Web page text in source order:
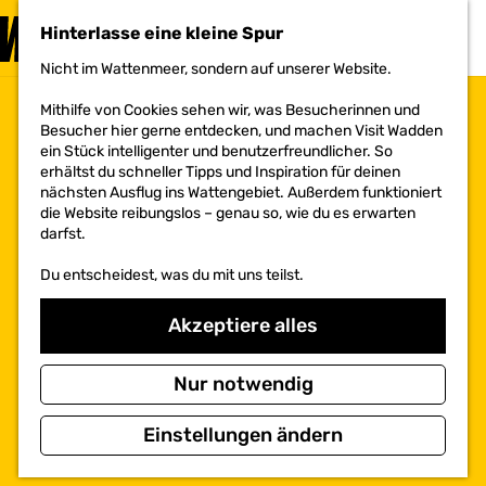
Hinterlasse eine kleine Spur
Nicht im Wattenmeer, sondern auf unserer Website.
Mithilfe von Cookies sehen wir, was Besucherinnen und
Besucher hier gerne entdecken, und machen Visit Wadden
ein Stück intelligenter und benutzerfreundlicher. So
erhältst du schneller Tipps und Inspiration für deinen
nächsten Ausflug ins Wattengebiet. Außerdem funktioniert
die Website reibungslos – genau so, wie du es erwarten
darfst.
Du entscheidest, was du mit uns teilst.
Akzeptiere alles
Nur notwendig
Einstellungen ändern